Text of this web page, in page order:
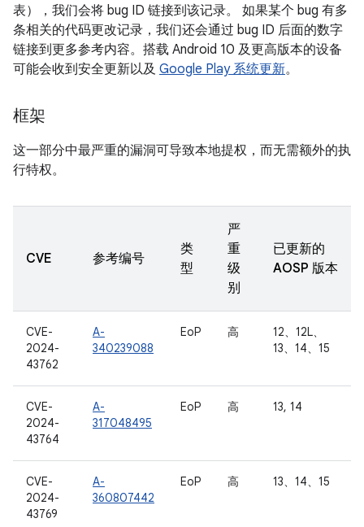
表），我们会将 bug ID 链接到该记录。 如果某个 bug 有多
条相关的代码更改记录，我们还会通过 bug ID 后面的数字
链接到更多参考内容。搭载 Android 10 及更高版本的设备
可能会收到安全更新以及 Google Play 系统更新。
框架
这一部分中最严重的漏洞可导致本地提权，而无需额外的执
行特权。
CVE 参考编号
类
型
严
重
级
别
已更新的
AOSP 版本
CVE-
2024-
43762
A-
340239088
EoP 高
12、12L、
13、14、15
CVE-
2024-
43764
A-
317048495
EoP 高 13, 14
CVE-
2024-
43769
A-
360807442
EoP 高 13、14、15